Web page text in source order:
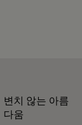
다합니다.
변치 않는 아름
다움